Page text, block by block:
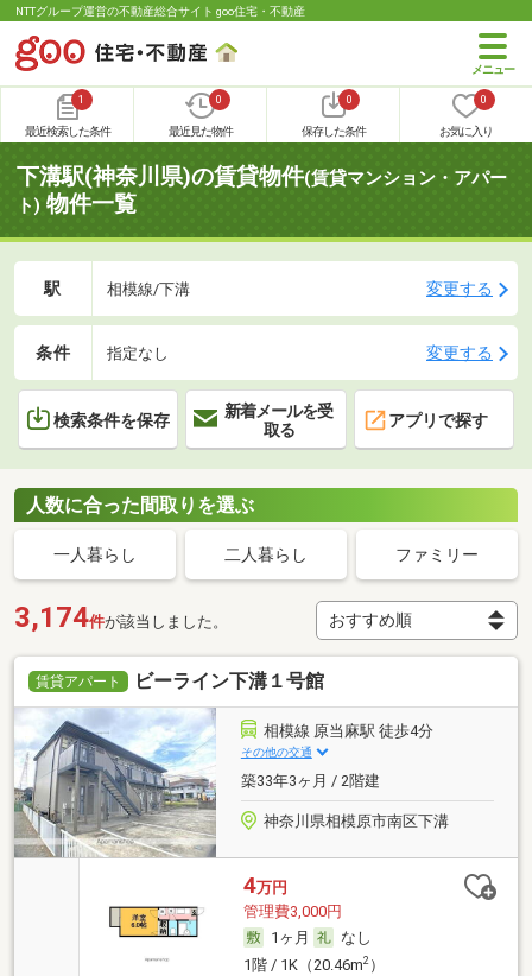
NTTグループ運営の不動産総合サイト goo住宅・不動産
1
最近検索した条件
0
最近見た物件
0
保存した条件
0
お気に入り
下溝駅(神奈川県)の賃貸物件(賃貸マンション・アパー
ト) 物件一覧
駅 相模線/下溝 変更する
条件 指定なし 変更する
検索条件を保存
新着メールを受
取る
アプリで探す
人数に合った間取りを選ぶ
一人暮らし 二人暮らし ファミリー
3,174件が該当しました。
賃貸アパート ビーライン下溝１号館
相模線 原当麻駅 徒歩4分
その他の交通
築33年3ヶ月 / 2階建
神奈川県相模原市南区下溝
4万円
管理費3,000円
1ヶ月
なし
1階 / 1K（20.46m2）